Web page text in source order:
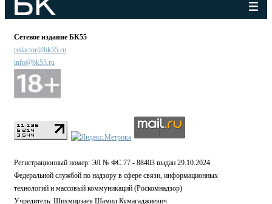
Сетевое издание БК55
redactor@bk55.ru
info@bk55.ru
Регистрационный номер: ЭЛ № ФС 77 - 88403 выдан 29.10.2024
Федеральной службой по надзору в сфере связи, информационных
технологий и массовый коммуникаций (Роскомнадзор)
Учредитель: Шихмирзаев Шамил Кумагаджиевич